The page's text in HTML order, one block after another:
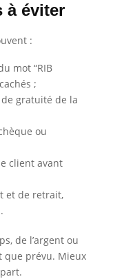
à éviter
:
mot “RIB
;
gratuité de la
ou
client avant
et de retrait,
de l’argent ou
que prévu. Mieux